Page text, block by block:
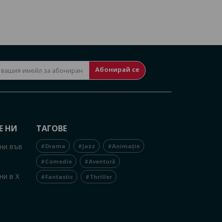
Абонирай се
НИ
във
в X
ТАГОВЕ
#Drama #Jazz #Animație
#Comedie #Aventură
#Fantastic #Thriller